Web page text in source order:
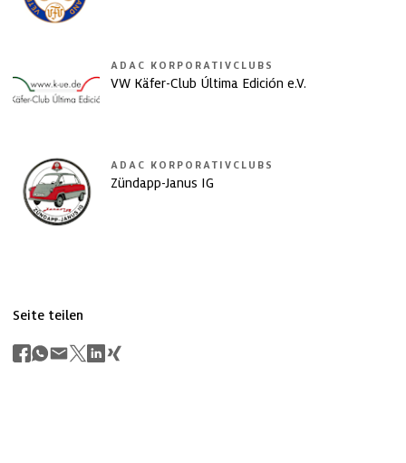
ADAC KORPORATIVCLUBS
VW Käfer-Club Última Edición e.V.
ADAC KORPORATIVCLUBS
Zündapp-Janus IG
Seite teilen